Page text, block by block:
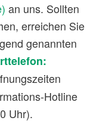
an uns. Sollten
erreichen Sie
genannten
Hotline
Uhr).